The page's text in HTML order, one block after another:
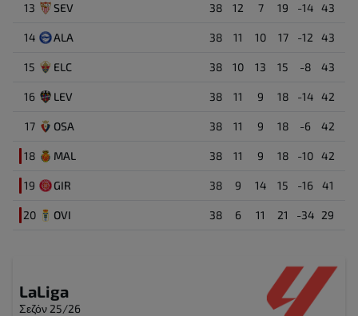
16
21
2 Αμυντικός
13
13 SEV 38 12 7 19 -14 43
14 ALA 38 11 10 17 -12 43
15 ELC 38 10 13 15 -8 43
16 LEV 38 11 9 18 -14 42
17 OSA 38 11 9 18 -6 42
18 MAL 38 11 9 18 -10 42
19 GIR 38 9 14 15 -16 41
20 OVI 38 6 11 21 -34 29
LaLiga
Σεζόν 25/26